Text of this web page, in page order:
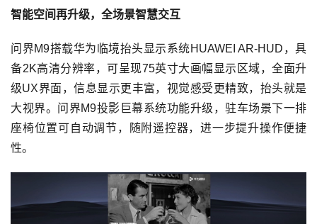
智能空间再升级，全场景智慧交互
问界M9搭载华为临境抬头显示系统HUAWEI AR-HUD，具
备2K高清分辨率，可呈现75英寸大画幅显示区域，全面升
级UX界面，信息显示更丰富，视觉感受更精致，抬头就是
大视界。问界M9投影巨幕系统功能升级，驻车场景下一排
座椅位置可自动调节，随附遥控器，进一步提升操作便捷
性。